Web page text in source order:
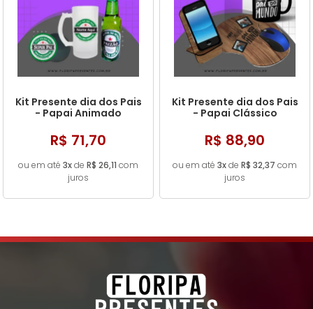
A - Z
Kit Presente dia dos Pais
- Papai Animado
R$ 71,70
ou em até 3xde R$ 26,11 com
juros
Kit Presente dia dos Pais
- Papai Clássico
R$ 88,90
ou em até 3xde R$ 32,37 com
juros